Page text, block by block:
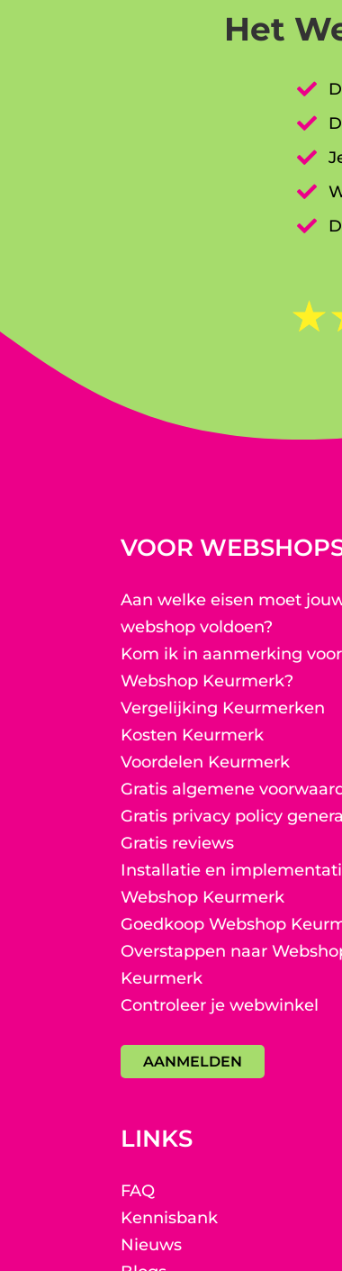
Het





☆
VOOR
Aan welke eisen moet
webshop voldoen?
Kom ik in aanmerking
Webshop Keurmerk?
Vergelijking Keurmerken
Kosten Keurmerk
Voordelen Keurmerk
Gratis algemene
Gratis privacy policy
Gratis reviews
Installatie en
Webshop Keurmerk
Goedkoop Webshop
Overstappen naar
Keurmerk
Controleer je webwinkel
AANMELDEN
LINKS
FAQ
Kennisbank
Nieuws